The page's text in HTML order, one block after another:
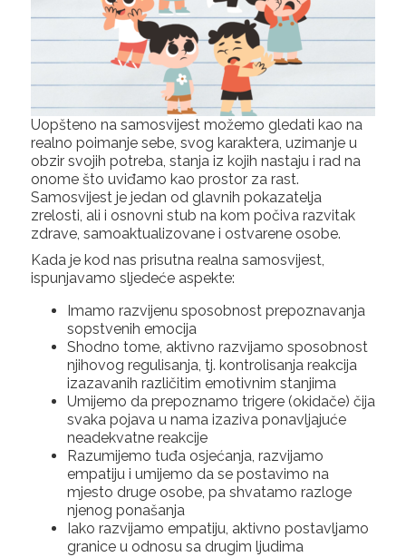
Uopšteno na samosvijest možemo gledati kao na
realno poimanje sebe, svog karaktera, uzimanje u
obzir svojih potreba, stanja iz kojih nastaju i rad na
onome što uviđamo kao prostor za rast.
Samosvijest je jedan od glavnih pokazatelja
zrelosti, ali i osnovni stub na kom počiva razvitak
zdrave, samoaktualizovane i ostvarene osobe.
Kada je kod nas prisutna realna samosvijest,
ispunjavamo sljedeće aspekte:
Imamo razvijenu sposobnost prepoznavanja
sopstvenih emocija
Shodno tome, aktivno razvijamo sposobnost
njihovog regulisanja, tj. kontrolisanja reakcija
izazavanih različitim emotivnim stanjima
Umijemo da prepoznamo trigere (okidače) čija
svaka pojava u nama izaziva ponavljajuće
neadekvatne reakcije
Razumijemo tuđa osjećanja, razvijamo
empatiju i umijemo da se postavimo na
mjesto druge osobe, pa shvatamo razloge
njenog ponašanja
Iako razvijamo empatiju, aktivno postavljamo
granice u odnosu sa drugim ljudima